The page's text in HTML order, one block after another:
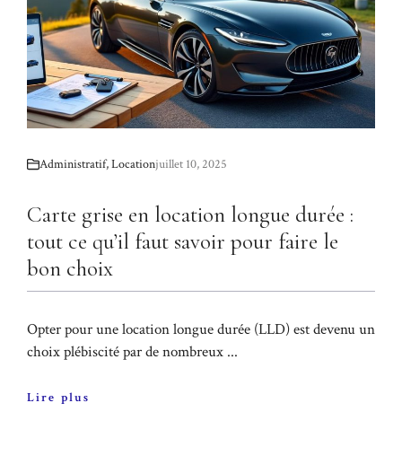
Administratif,Locationjuillet 10, 2025
Carte grise en location longue durée :
tout ce qu’il faut savoir pour faire le
bon choix
Opter pour une location longue durée (LLD) est devenu un
choix plébiscité par de nombreux ...
Lire plus